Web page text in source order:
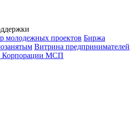
молодежных проектов Биржа
Витрина предпринимателей
Корпорации МСП